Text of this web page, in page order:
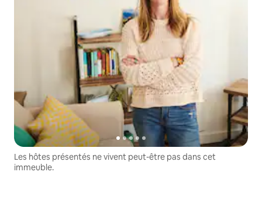
Les hôtes présentés ne vivent peut-être pas dans cet
immeuble.